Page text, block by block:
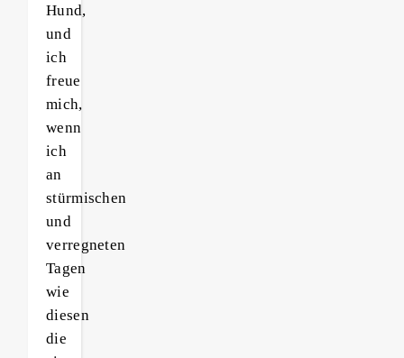
Hund,
und
ich
freue
mich,
wenn
ich
an
stürmischen
und
verregneten
Tagen
wie
diesen
die